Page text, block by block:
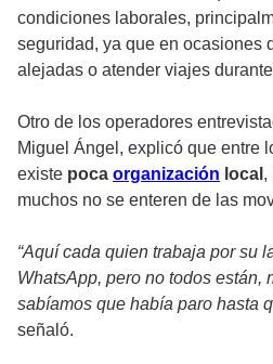
condiciones laborales,
seguridad, ya que en ocasiones
alejadas o atender viajes
Otro de los operadores
Miguel Ángel, explicó que entre
existe poca organización local ,
muchos no se enteren de las
“Aquí cada quien trabaja por su
WhatsApp, pero no todos están,
sabíamos que había paro hasta
señaló.